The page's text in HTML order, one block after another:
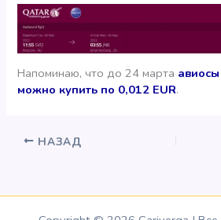
Напоминаю, что до 24 марта
можно купить по 0,012 EUR.
НАЗАД